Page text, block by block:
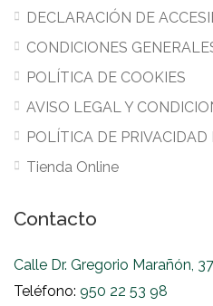
DECLARACIÓN DE
CONDICIONES
POLÍTICA DE COOKIES
AVISO LEGAL Y
POLÍTICA DE
Tienda Online
Contacto
Calle Dr. Gregorio Marañón,
Teléfono: 950 22 53 98